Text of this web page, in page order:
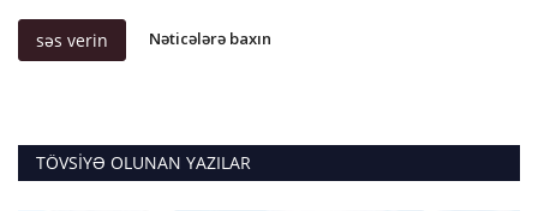
səs verin Nəticələrə baxın
TÖVSIYƏ OLUNAN YAZILAR